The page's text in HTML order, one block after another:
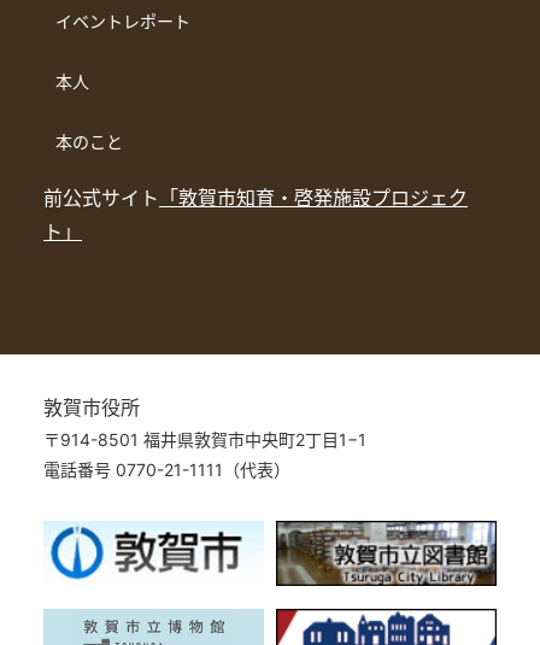
イベントレポート
本人
本のこと
前公式サイト 「敦賀市知育・啓発施設プロジェク
ト」
敦賀市役所
〒914-8501 福井県敦賀市中央町2丁目1−1
電話番号 0770-21-1111（代表）